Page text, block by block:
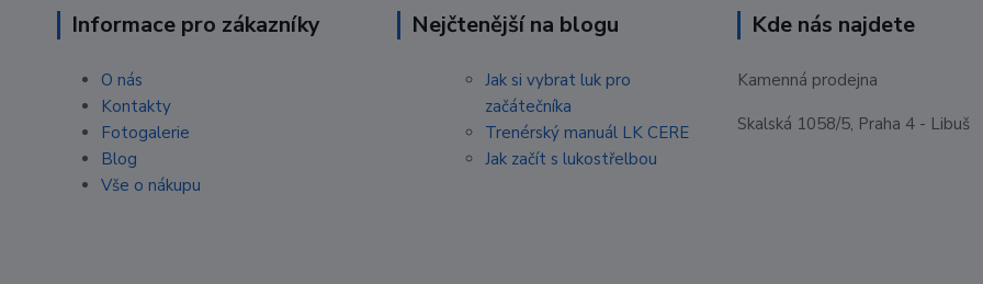
Informace pro zákazníky
O nás
Kontakty
Fotogalerie
Blog
Vše o nákupu
Nejčtenější na blogu
Jak si vybrat luk pro
začátečníka
Trenérský manuál LK CERE
Jak začít s lukostřelbou
Kde nás najdete
Kamenná prodejna
Skalská 1058/5, Praha 4 - Libuš